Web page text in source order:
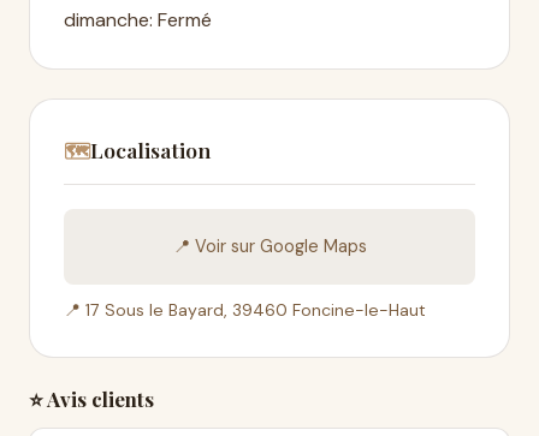
dimanche: Fermé
🗺️Localisation
📍 Voir sur Google Maps
📍 17 Sous le Bayard, 39460 Foncine-le-Haut
⭐ Avis clients